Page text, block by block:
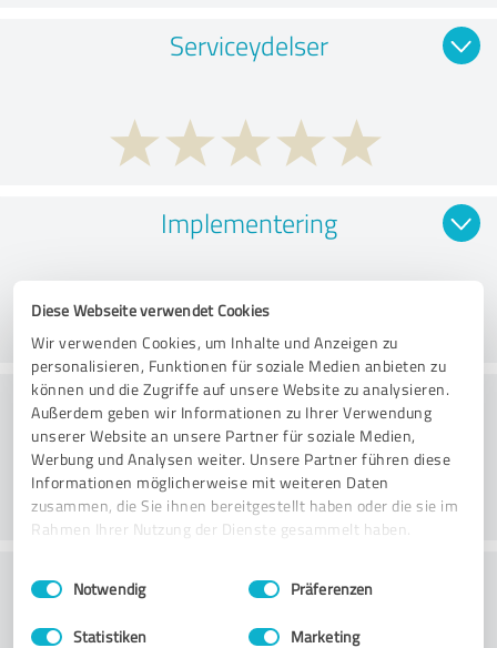
Diese Webseite verwendet Cookies
Wir verwenden Cookies, um Inhalte und Anzeigen zu
personalisieren, Funktionen für soziale Medien anbieten zu
können und die Zugriffe auf unsere Website zu analysieren.
Außerdem geben wir Informationen zu Ihrer Verwendung
unserer Website an unsere Partner für soziale Medien,
Werbung und Analysen weiter. Unsere Partner führen diese
Informationen möglicherweise mit weiteren Daten
zusammen, die Sie ihnen bereitgestellt haben oder die sie im
Rahmen Ihrer Nutzung der Dienste gesammelt haben.
Impressum Datenschutzbestimmungen
Einwilligungsauswahl
Notwendig Präferenzen
Statistiken Marketing
Serviceydelser
Implementering
Rådgivning
Kundeservice